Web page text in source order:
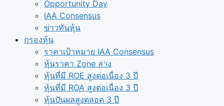
Opportunity Day
IAA Consensus
ข่าวทันหุ้น
กรองหุ้น
ราคาเป้าหมาย IAA Consensus
หุ้นราคา Zone ล่าง
หุ้นที่มี ROE สูงต่อเนื่อง 3 ปี
หุ้นที่มี ROA สูงต่อเนื่อง 3 ปี
หุ้นปันผลสูงตลอด 3 ปี